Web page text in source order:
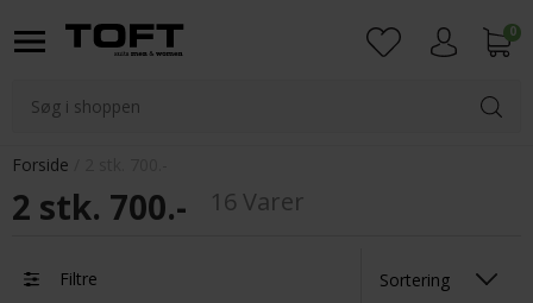
0
Forside
2 stk. 700.- 16 Varer
Filtre